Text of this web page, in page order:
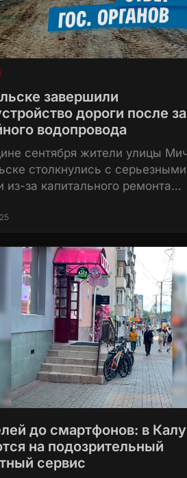
завершили
дороги после
водопровода
сентября жители улицы
столкнулись с
из-за капитального ремонта…
до смартфонов: в
на подозрительный
сервис